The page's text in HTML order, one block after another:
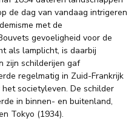
de dag van vandaag intrigeren
met de
gevoeligheid voor de
als lamplicht, is daarbij
zijn schilderijen gaf
regelmatig in Zuid-Frankrijk
societyleven. De schilder
in binnen- en buitenland,
Tokyo (1934).